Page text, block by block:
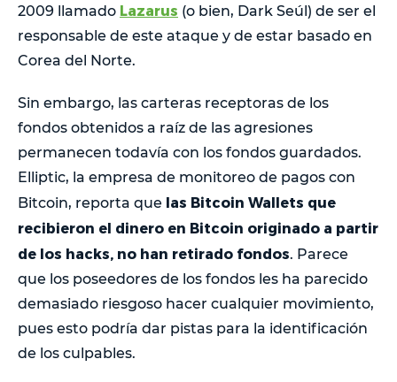
2009 llamado Lazarus (o bien, Dark Seúl) de ser el
responsable de este ataque y de estar basado en
Corea del Norte.
Sin embargo, las carteras receptoras de los
fondos obtenidos a raíz de las agresiones
permanecen todavía con los fondos guardados.
Elliptic, la empresa de monitoreo de pagos con
Bitcoin, reporta que las Bitcoin Wallets que
recibieron el dinero en Bitcoin originado a partir
de los hacks, no han retirado fondos. Parece
que los poseedores de los fondos les ha parecido
demasiado riesgoso hacer cualquier movimiento,
pues esto podría dar pistas para la identificación
de los culpables.